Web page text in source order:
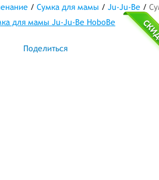
/ Сумка для мамы / Ju-Ju-Be /
Поделиться